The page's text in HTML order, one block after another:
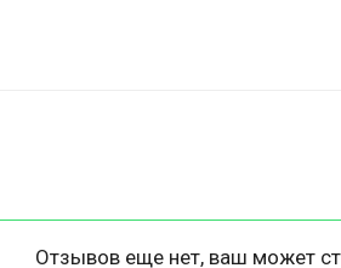
Отзывов еще нет, ваш может